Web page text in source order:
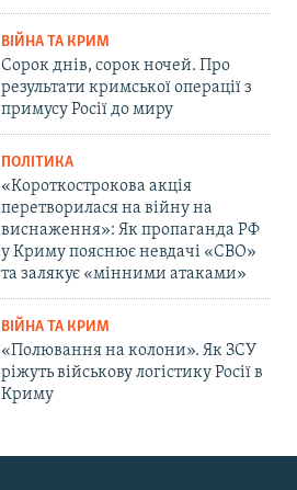
ВІЙНА ТА КРИМ
Сорок днів, сорок ночей. Про
результати кримської операції з
примусу Росії до миру
ПОЛІТИКА
«Короткострокова акція
перетворилася на війну на
виснаження»: Як пропаганда РФ
у Криму пояснює невдачі «СВО»
та залякує «мінними атаками»
ВІЙНА ТА КРИМ
«Полювання на колони». Як ЗСУ
ріжуть військову логістику Росії в
Криму